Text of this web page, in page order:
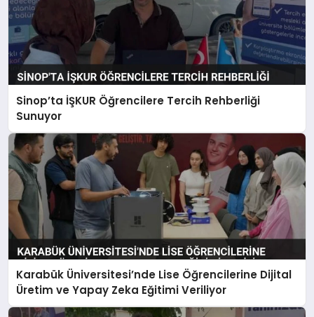
Sinop’ta İŞKUR Öğrencilere Tercih Rehberliği
Sunuyor
Karabük Üniversitesi’nde Lise Öğrencilerine Dijital
Üretim ve Yapay Zeka Eğitimi Veriliyor